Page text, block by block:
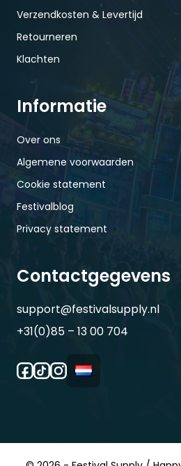
Verzendkosten & Levertijd
Retourneren
Klachten
Informatie
Over ons
Algemene voorwaarden
Cookie statement
Festivalblog
Privacy statement
Contactgegevens
support@festivalsupply.nl
+31(0)85 – 13 00 704